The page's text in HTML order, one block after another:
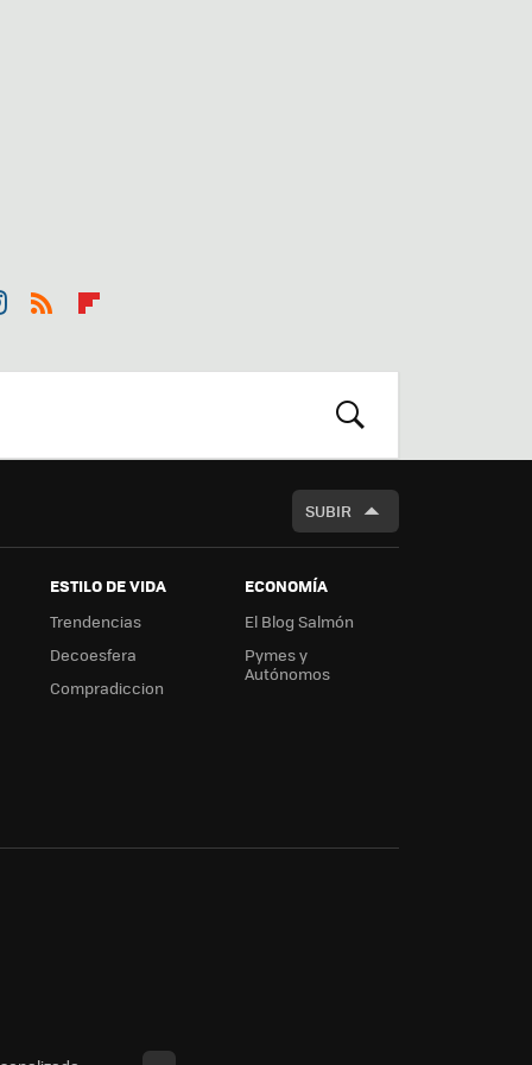
boa
BUSCAR
SUBIR
ESTILO DE VIDA
Trendencias
Decoesfera
Compradiccion
ECONOMÍA
El Blog Salmón
Pymes y
Autónomos